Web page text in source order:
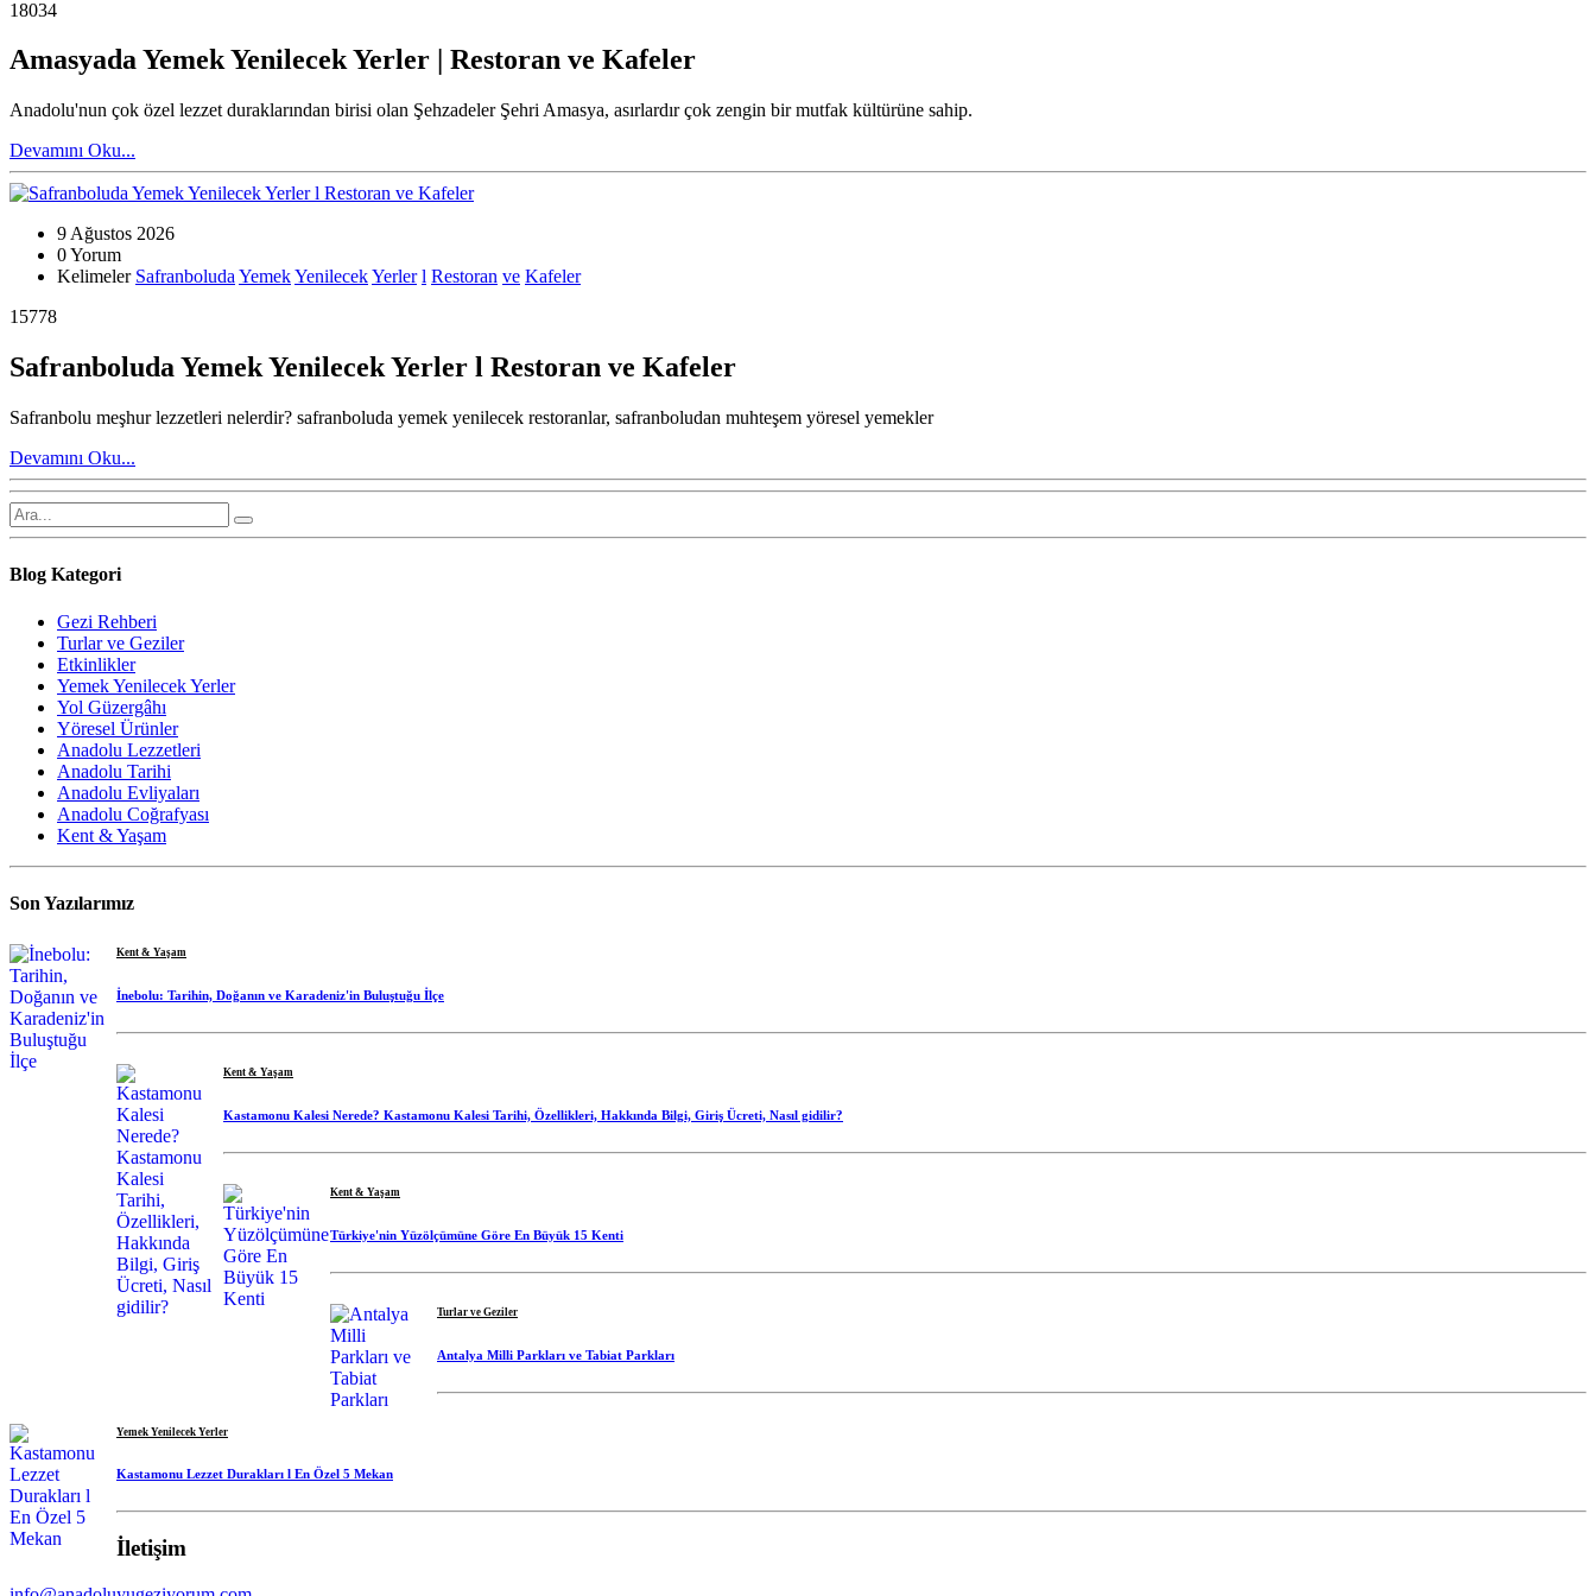
18034
Amasyada Yemek Yenilecek Yerler | Restoran ve Kafeler
Anadolu'nun çok özel lezzet duraklarından birisi olan Şehzadeler Şehri Amasya, asırlardır çok zengin bir mutfak kültürüne sahip.
Devamını Oku...
9 Ağustos 2026
0 Yorum
Kelimeler Safranboluda YemekYenilecekYerler l Restoran ve Kafeler
15778
Safranboluda Yemek Yenilecek Yerler l Restoran ve Kafeler
Safranbolu meşhur lezzetleri nelerdir? safranboluda yemek yenilecek restoranlar, safranboludan muhteşem yöresel yemekler
Devamını Oku...
Blog Kategori
Gezi Rehberi
Turlar ve Geziler
Etkinlikler
Yemek Yenilecek Yerler
Yol Güzergâhı
Yöresel Ürünler
Anadolu Lezzetleri
Anadolu Tarihi
Anadolu Evliyaları
Anadolu Coğrafyası
Kent & Yaşam
Son Yazılarımız
Kent & Yaşam
İnebolu: Tarihin, Doğanın ve Karadeniz'in Buluştuğu İlçe
Kent & Yaşam
Kastamonu Kalesi Nerede? Kastamonu Kalesi Tarihi, Özellikleri, Hakkında Bilgi, Giriş Ücreti, Nasıl gidilir?
Kent & Yaşam
Türkiye'nin Yüzölçümüne Göre En Büyük 15 Kenti
Turlar ve Geziler
Antalya Milli Parkları ve Tabiat Parkları
Yemek Yenilecek Yerler
Kastamonu Lezzet Durakları l En Özel 5 Mekan
İletişim